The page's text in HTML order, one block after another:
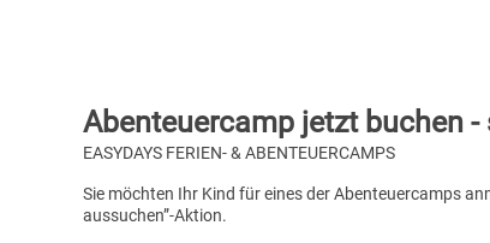
Abenteuercamp jetzt buchen
EASYDAYS FERIEN- & ABENTEUERCAMPS
Sie möchten Ihr Kind für eines der Abenteuercamps
aussuchen”-Aktion.